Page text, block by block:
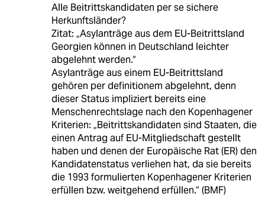
Alle Beitrittskandidaten per se sichere
Herkunftsländer?
Zitat: „Asylanträge aus dem EU-Beitrittsland
Georgien können in Deutschland leichter
abgelehnt werden.“
Asylanträge aus einem EU-Beitrittsland
gehören per definitionem abgelehnt, denn
dieser Status impliziert bereits eine
Menschenrechtslage nach den Kopenhagener
Kriterien: „Beitrittskandidaten sind Staaten, die
einen Antrag auf EU-Mitgliedschaft gestellt
haben und denen der Europäische Rat (ER) den
Kandidatenstatus verliehen hat, da sie bereits
die 1993 formulierten Kopenhagener Kriterien
erfüllen bzw. weitgehend erfüllen.“ (BMF)